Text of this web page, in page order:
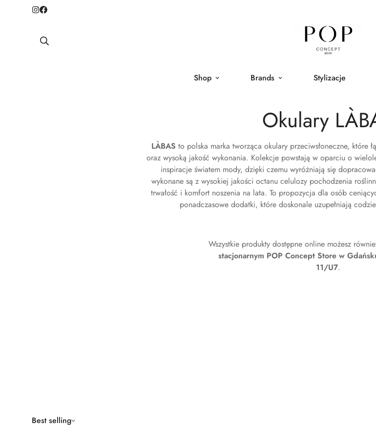
Shop Brands Stylizacje
Okulary
LÀBAS to polska marka tworząca okulary przeciwsłoneczne, które
oraz wysoką jakość wykonania. Kolekcje powstają w oparciu o
inspiracje światem mody, dzięki czemu wyróżniają się
wykonane są z wysokiej jakości octanu celulozy pochodzenia
trwałość i komfort noszenia na lata. To propozycja dla osób
ponadczasowe dodatki, które doskonale uzupełniają
Wszystkie produkty dostępne online możesz
stacjonarnym POP Concept Store w
11/U7.
Best selling